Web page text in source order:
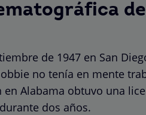
de 1947 en San
no tenía en mente
Alabama obtuvo una
dos años.